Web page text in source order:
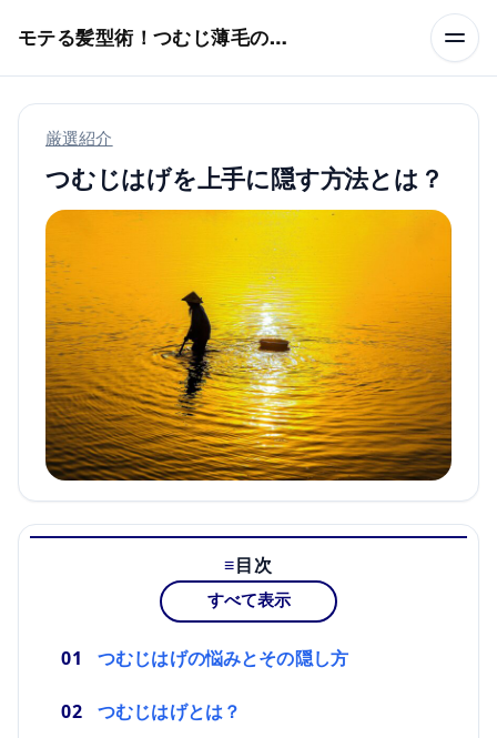
モテる髪型術！つむじ薄毛の隠し方
厳選紹介
つむじはげを上手に隠す方法とは？
目次
すべて表示
つむじはげの悩みとその隠し方
つむじはげとは？